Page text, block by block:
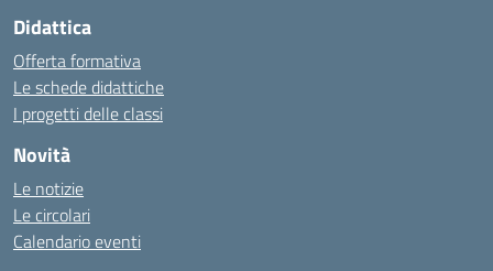
Didattica
Offerta formativa
Le schede didattiche
I progetti delle classi
Novità
Le notizie
Le circolari
Calendario eventi